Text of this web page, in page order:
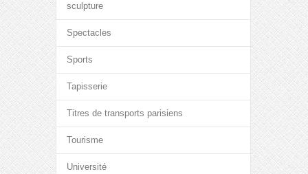
sculpture
Spectacles
Sports
Tapisserie
Titres de transports parisiens
Tourisme
Université